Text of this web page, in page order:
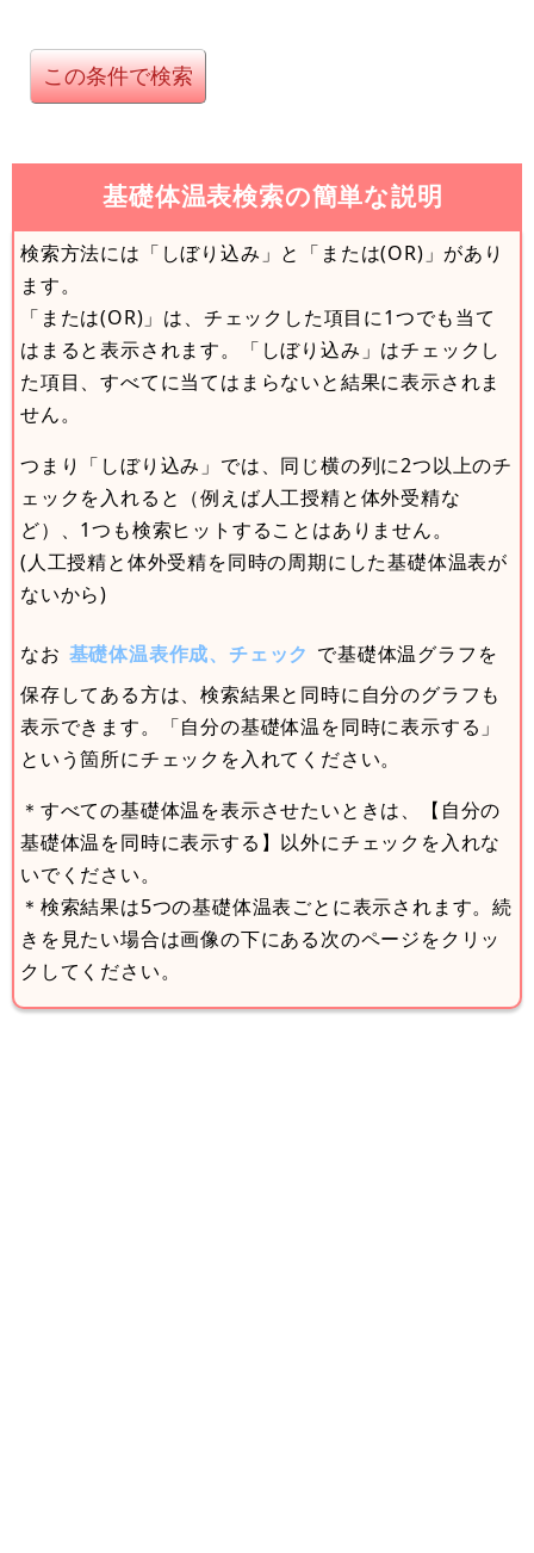
基礎体温表検索の簡単な説明
検索方法には「しぼり込み」と「または(OR)」があり
ます。
「または(OR)」は、チェックした項目に1つでも当て
はまると表示されます。「しぼり込み」はチェックし
た項目、すべてに当てはまらないと結果に表示されま
せん。
つまり「しぼり込み」では、同じ横の列に2つ以上のチ
ェックを入れると（例えば人工授精と体外受精な
ど）、1つも検索ヒットすることはありません。
(人工授精と体外受精を同時の周期にした基礎体温表が
ないから)
なお 基礎体温表作成、チェック で基礎体温グラフを
保存してある方は、検索結果と同時に自分のグラフも
表示できます。「自分の基礎体温を同時に表示する」
という箇所にチェックを入れてください。
＊すべての基礎体温を表示させたいときは、【自分の
基礎体温を同時に表示する】以外にチェックを入れな
いでください。
＊検索結果は5つの基礎体温表ごとに表示されます。続
きを見たい場合は画像の下にある次のページをクリッ
クしてください。